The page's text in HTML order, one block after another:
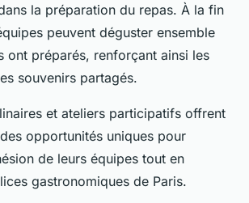
la préparation du repas. À la fin
peuvent déguster ensemble
ont préparés, renforçant ainsi les
souvenirs partagés.
et ateliers participatifs offrent
opportunités uniques pour
de leurs équipes tout en
gastronomiques de Paris.